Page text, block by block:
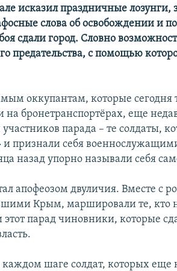
исказил праздничные лозунги,
слова об освобождении и
сдали город. Словно
предательства, с помощью
оккупантам, которые
на бронетранспортёрах, еще
парада – те солдаты,
и признали себя
назад упорно называли себя
апофеозом двуличия. Вместе с
Крым, маршировали те, кто
парад чиновники, которые
каждом шаге солдат, которых